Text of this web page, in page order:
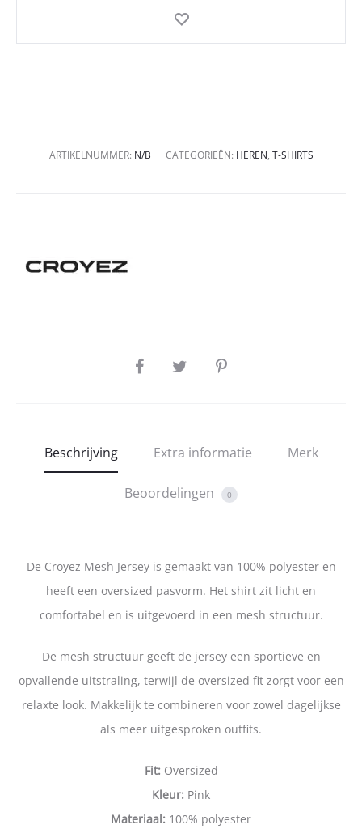
ARTIKELNUMMER: N/B CATEGORIEËN: HEREN, T-SHIRTS
SHARE
Beschrijving Extra informatie Merk
Beoordelingen 0
De Croyez Mesh Jersey is gemaakt van 100% polyester en
heeft een oversized pasvorm. Het shirt zit licht en
comfortabel en is uitgevoerd in een mesh structuur.
De mesh structuur geeft de jersey een sportieve en
opvallende uitstraling, terwijl de oversized fit zorgt voor een
relaxte look. Makkelijk te combineren voor zowel dagelijkse
als meer uitgesproken outfits.
Fit: Oversized
Kleur: Pink
Materiaal: 100% polyester